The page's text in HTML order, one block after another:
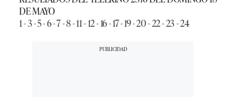
DE MAYO
1 - 3 - 5 - 6 - 7 - 8 - 11 - 12 - 16 - 17 - 19 - 20 - 22 - 23 - 24